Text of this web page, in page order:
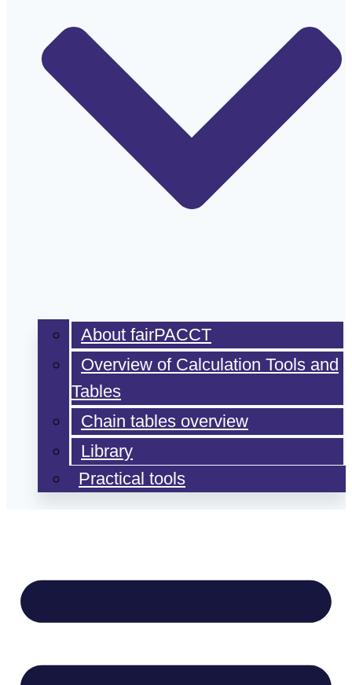
About fairPACCT
Overview of Calculation Tools and
Tables
Chain tables overview
Library
Practical tools